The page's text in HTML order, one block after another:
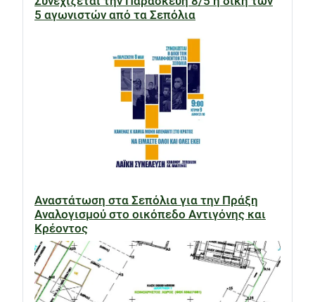
5 αγωνιστών από τα Σεπόλια
Αναστάτωση στα Σεπόλια για την Πράξη
Αναλογισμού στο οικόπεδο Αντιγόνης και
Κρέοντος